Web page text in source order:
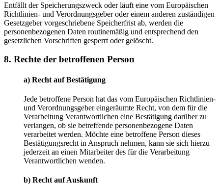
Entfällt der Speicherungszweck oder läuft eine vom Europäischen
Richtlinien- und Verordnungsgeber oder einem anderen zuständigen
Gesetzgeber vorgeschriebene Speicherfrist ab, werden die
personenbezogenen Daten routinemäßig und entsprechend den
gesetzlichen Vorschriften gesperrt oder gelöscht.
8. Rechte der betroffenen Person
a) Recht auf Bestätigung
Jede betroffene Person hat das vom Europäischen Richtlinien-
und Verordnungsgeber eingeräumte Recht, von dem für die
Verarbeitung Verantwortlichen eine Bestätigung darüber zu
verlangen, ob sie betreffende personenbezogene Daten
verarbeitet werden. Möchte eine betroffene Person dieses
Bestätigungsrecht in Anspruch nehmen, kann sie sich hierzu
jederzeit an einen Mitarbeiter des für die Verarbeitung
Verantwortlichen wenden.
b) Recht auf Auskunft